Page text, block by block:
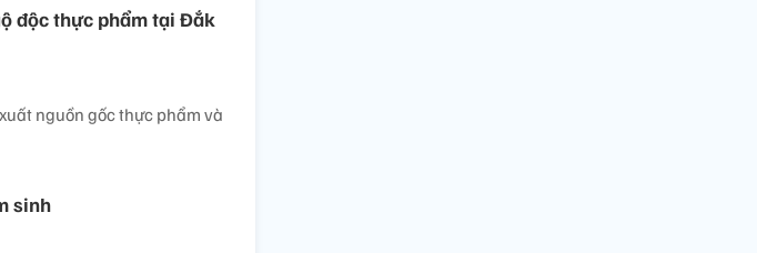
độc thực phẩm tại Đắk
nguồn gốc thực phẩm và
sinh​